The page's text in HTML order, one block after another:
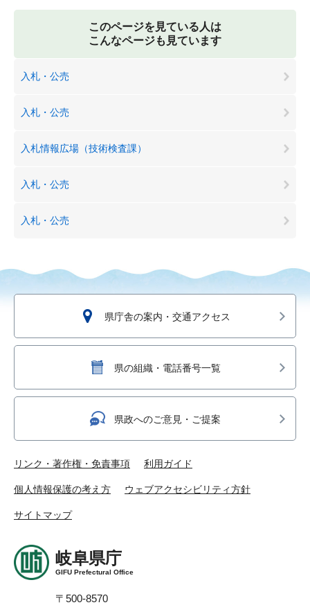
このページを見ている人は
こんなページも見ています
入札・公売
入札・公売
入札情報広場（技術検査課）
入札・公売
入札・公売
県庁舎の案内・交通アクセス
県の組織・電話番号一覧
県政へのご意見・ご提案
リンク・著作権・免責事項 利用ガイド
個人情報保護の考え方 ウェブアクセシビリティ方針
サイトマップ
岐阜県庁
GIFU Prefectural Office
〒500-8570